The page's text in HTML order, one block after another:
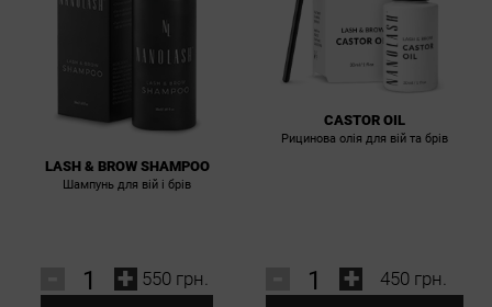
LASH & BROW SHAMPOO
Шампунь для вій і брів
550 грн.
+
CASTOR OIL
Рицинова олія для вій та брів
450 грн.
+